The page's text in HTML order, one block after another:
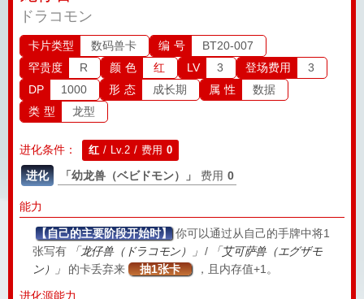
ドラコモン
卡片类型 数码兽卡 编 号
BT20-007
罕贵度
R 颜 色 红 LV 3 登场费用
3
DP
1000 形 态 成长期 属 性
数据
类 型
龙型
进化条件： 红 / Lv.2 / 费用 0
进化 「幼龙兽（ベビドモン）」 费用 0
能力
【自己的主要阶段开始时】 你可以通过从自己的手牌中将1
张写有
「龙仔兽（ドラコモン）」 /
「艾可萨兽（エグザモ
ン）」
的卡丢弃来 抽1张卡 ，且内存值+1。
进化源能力